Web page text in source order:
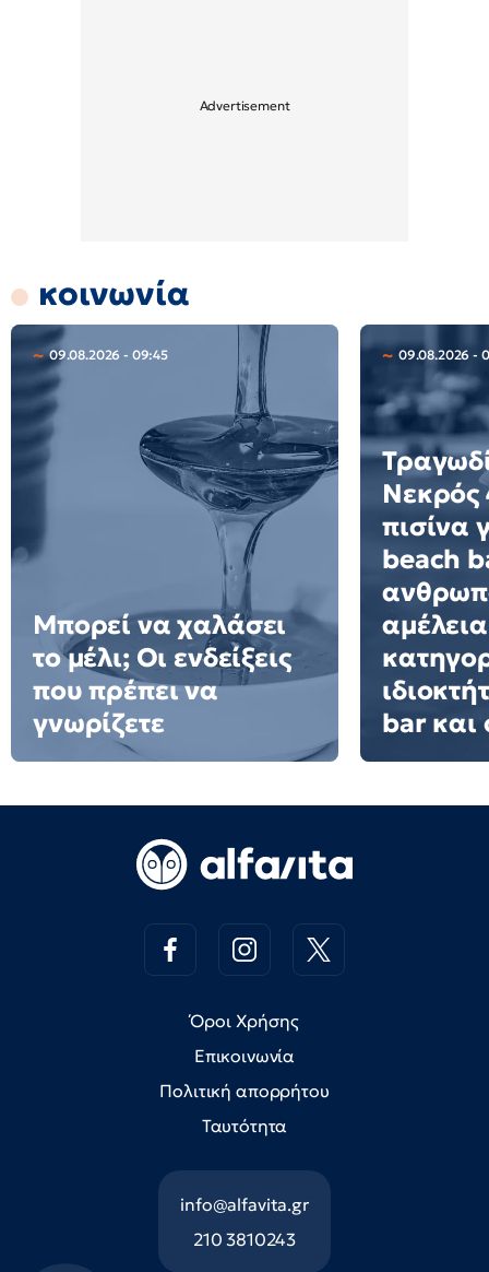
κοινωνία
09.08.2026 - 09:45
Μπορεί να χαλάσει
το μέλι; Οι ενδείξεις
που πρέπει να
γνωρίζετε
09.08.2026 -
Νεκρός
πισίνα
beach
αμέλεια
bar και
Όροι Χρήσης
Επικοινωνία
Πολιτική απορρήτου
Ταυτότητα
info@alfavita.gr
210 3810243